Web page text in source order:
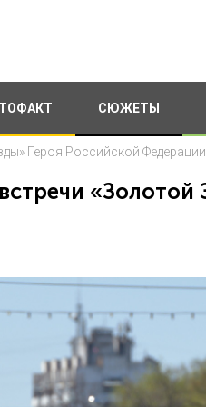
СЮЖЕТЫ
Героя Российской
«Золотой